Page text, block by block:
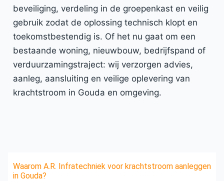
beveiliging, verdeling in de groepenkast en veilig
gebruik zodat de oplossing technisch klopt en
toekomstbestendig is. Of het nu gaat om een
bestaande woning, nieuwbouw, bedrijfspand of
verduurzamingstraject: wij verzorgen advies,
aanleg, aansluiting en veilige oplevering van
krachtstroom in Gouda en omgeving.
Waarom A.R. Infratechniek voor krachtstroom aanleggen
in Gouda?